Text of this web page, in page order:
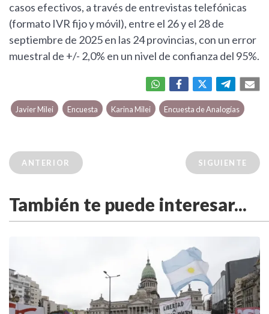
casos efectivos, a través de entrevistas telefónicas
(formato IVR fijo y móvil), entre el 26 y el 28 de
septiembre de 2025 en las 24 provincias, con un error
muestral de +/- 2,0% en un nivel de confianza del 95%.
Javier Milei Encuesta Karina Milei Encuesta de Analogías
ANTERIOR SIGUIENTE
También te puede interesar...